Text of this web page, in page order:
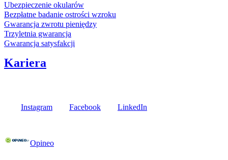
Ubezpieczenie okularów
Bezpłatne badanie ostrości wzroku
Gwarancja zwrotu pieniędzy
Trzyletnia gwarancja
Gwarancja satysfakcji
Kariera
Instagram Facebook LinkedIn
Opineo